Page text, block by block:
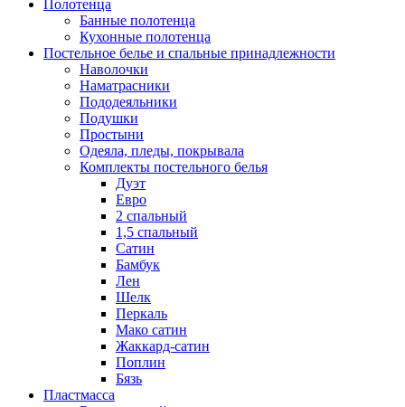
Полотенца
Банные полотенца
Кухонные полотенца
Постельное белье и спальные принадлежности
Наволочки
Наматрасники
Пододеяльники
Подушки
Простыни
Одеяла, пледы, покрывала
Комплекты постельного белья
Дуэт
Евро
2 спальный
1,5 спальный
Сатин
Бамбук
Лен
Шелк
Перкаль
Мако сатин
Жаккард-сатин
Поплин
Бязь
Пластмасса